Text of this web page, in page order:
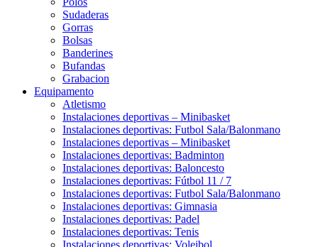
Sudaderas
Gorras
Bolsas
Banderines
Bufandas
Grabacion
Equipamento
Atletismo
Instalaciones deportivas – Minibasket
Instalaciones deportivas: Futbol Sala/Balonmano
Instalaciones deportivas – Minibasket
Instalaciones deportivas: Badminton
Instalaciones deportivas: Baloncesto
Instalaciones deportivas: Fútbol 11 / 7
Instalaciones deportivas: Futbol Sala/Balonmano
Instalaciones deportivas: Gimnasia
Instalaciones deportivas: Padel
Instalaciones deportivas: Tenis
Instalaciones deportivas: Voleibol